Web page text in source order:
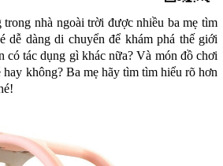
nhà ngoài trời được nhiều ba mẹ tìm
dễ dàng di chuyển để khám phá thế giới
có tác dụng gì khác nữa? Và món đồ chơi
không? Ba mẹ hãy tìm tìm hiểu rõ hơn